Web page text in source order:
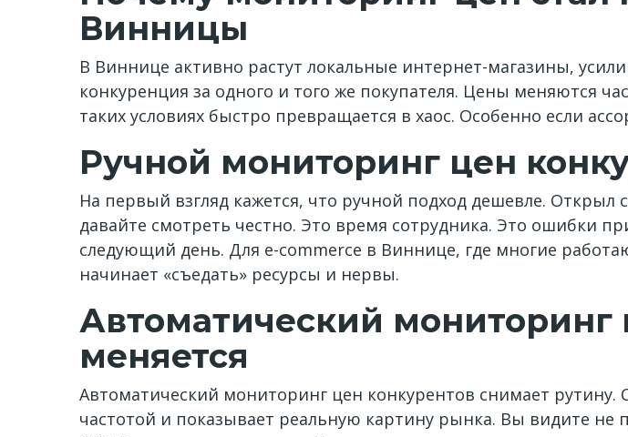
Винницы
В Виннице активно растут локальные интернет-магазины,
конкуренция за одного и того же покупателя. Цены меняются
таких условиях быстро превращается в хаос. Особенно если
Ручной мониторинг цен
На первый взгляд кажется, что ручной подход дешевле.
давайте смотреть честно. Это время сотрудника. Это ошибки
следующий день. Для e-commerce в Виннице, где многие
начинает «съедать» ресурсы и нервы.
Автоматический мониторинг
меняется
Автоматический мониторинг цен конкурентов снимает
частотой и показывает реальную картину рынка. Вы видите